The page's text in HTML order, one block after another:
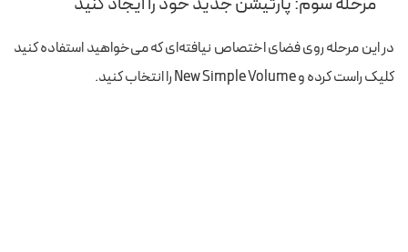
در این مرحله روی فضای اختصاص نیافته‌ای که می‌خواهید استفاده کنید
کلیک راست کرده و New Simple Volume را انتخاب کنید.